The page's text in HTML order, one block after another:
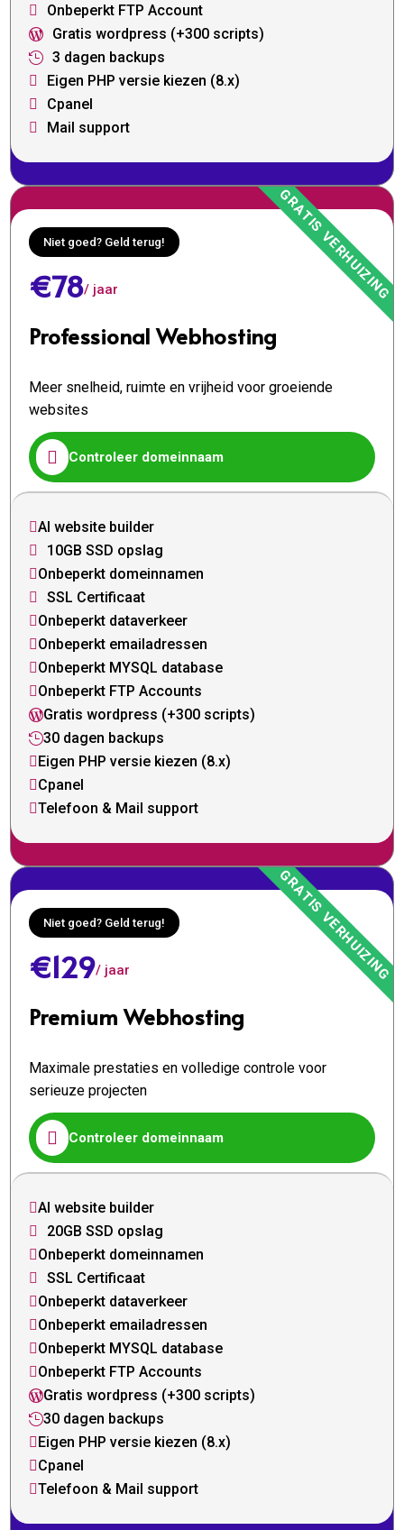
 Onbeperkt FTP Account
 Gratis wordpress (+300 scripts)
 3 dagen backups
 Eigen PHP versie kiezen (8.x)
 Cpanel
 Mail support
Niet goed? Geld terug!
€78/ jaar
Professional Webhosting
Meer snelheid, ruimte en vrijheid voor groeiende
websites
 Controleer domeinnaam
AI website builder
 10GB SSD opslag
Onbeperkt domeinnamen
 SSL Certificaat
Onbeperkt dataverkeer
Onbeperkt emailadressen
Onbeperkt MYSQL database
Onbeperkt FTP Accounts
Gratis wordpress (+300 scripts)
30 dagen backups
Eigen PHP versie kiezen (8.x)
Cpanel
Telefoon & Mail support
Niet goed? Geld terug!
€129/ jaar
Premium Webhosting
Maximale prestaties en volledige controle voor
serieuze projecten
 Controleer domeinnaam
AI website builder
 20GB SSD opslag
Onbeperkt domeinnamen
 SSL Certificaat
Onbeperkt dataverkeer
Onbeperkt emailadressen
Onbeperkt MYSQL database
Onbeperkt FTP Accounts
Gratis wordpress (+300 scripts)
30 dagen backups
Eigen PHP versie kiezen (8.x)
Cpanel
Telefoon & Mail support